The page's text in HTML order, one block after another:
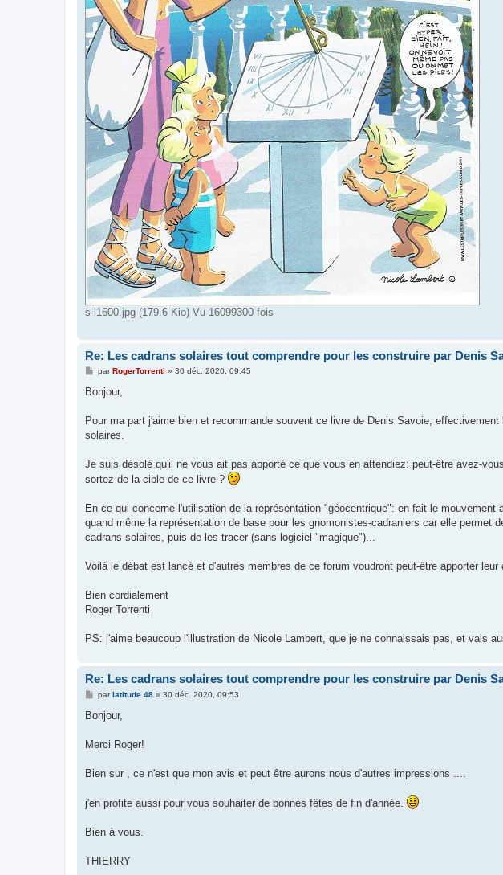
s-l1600.jpg (179.6 Kio) Vu 16099300 fois
Re: Les cadrans solaires tout comprendre pour les construire par Denis
M
s
g
parRogerTorrenti » 30 déc. 2020, 09:45
Bonjour,
Pour ma part j'aime bien et recommande souvent ce livre de Denis Savoie,
solaires.
Je suis désolé qu'il ne vous ait pas apporté ce que vous en attendiez: peut-être avez-
sortez de la cible de ce livre ?
En ce qui concerne l'utilisation de la représentation "géocentrique": en fait le
quand même la représentation de base pour les gnomonistes-cadraniers car elle permet
cadrans solaires, puis de les tracer (sans logiciel "magique")...
Voilà le débat est lancé et d'autres membres de ce forum voudront peut-être apporter leur
Bien cordialement
Roger Torrenti
PS: j'aime beaucoup l'illustration de Nicole Lambert, que je ne connaissais pas, et vais
Re: Les cadrans solaires tout comprendre pour les construire par Denis
M
s
g
parlatitude 48» 30 déc. 2020, 09:53
Bonjour,
Merci Roger!
Bien sur , ce n'est que mon avis et peut être aurons nous d'autres impressions ....
j'en profite aussi pour vous souhaiter de bonnes fêtes de fin d'année.
Bien à vous.
THIERRY